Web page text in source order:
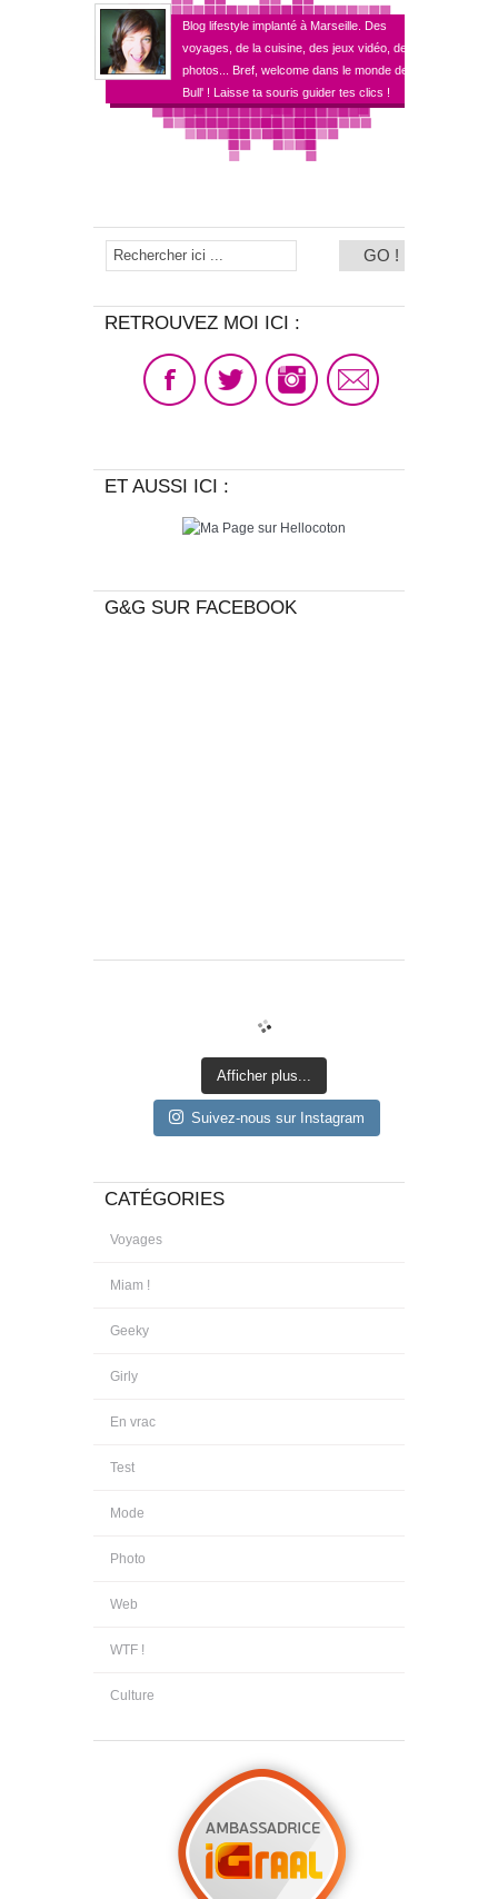
Blog lifestyle implanté à Marseille. Des
voyages, de la cuisine, des jeux vidéo, des
photos... Bref, welcome dans le monde de
Bull' ! Laisse ta souris guider tes clics !
RETROUVEZ MOI ICI :
ET AUSSI ICI :
G&G SUR FACEBOOK
Afficher plus...
Suivez-nous sur Instagram
CATÉGORIES
Voyages
Miam !
Geeky
Girly
En vrac
Test
Mode
Photo
Web
WTF !
Culture